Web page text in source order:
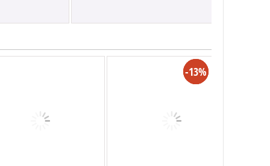
-7%
-16%
-13%